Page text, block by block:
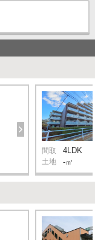
間取 4LDK
土地 -㎡